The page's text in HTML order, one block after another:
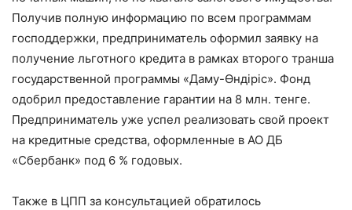
Получив полную информацию по всем программам
господдержки, предприниматель оформил заявку на
получение льготного кредита в рамках второго транша
государственной программы «Даму-Өндіріс». Фонд
одобрил предоставление гарантии на 8 млн. тенге.
Предприниматель уже успел реализовать свой проект
на кредитные средства, оформленные в АО ДБ
«Сбербанк» под 6 % годовых.
Также в ЦПП за консультацией обратилось